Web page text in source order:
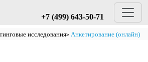
+7 (499) 643-50-71
исследования Анкетирование (онлайн)